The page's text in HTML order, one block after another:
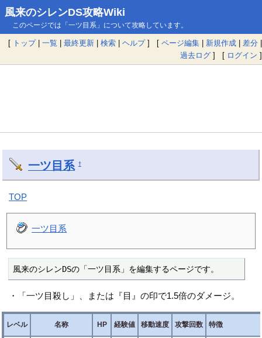
風来のシレンDS攻略Wiki
このページでは「一ツ目系」について攻略しています。
[ トップ| 一覧 | 最終更新 | 検索 | ヘルプ] [ ページ編集 | 新規作成 | 差分 |
過去ログ ] [ ログイン ]
一ツ目系 †
TOP
一ツ目系
風来のシレンDSの「一ツ目系」を編集するページです。
・「一ツ目殺し」、または『目』の印で1.5倍のダメージ。
レベル 名称 HP 経験値 移動速度 攻撃回数 特徴